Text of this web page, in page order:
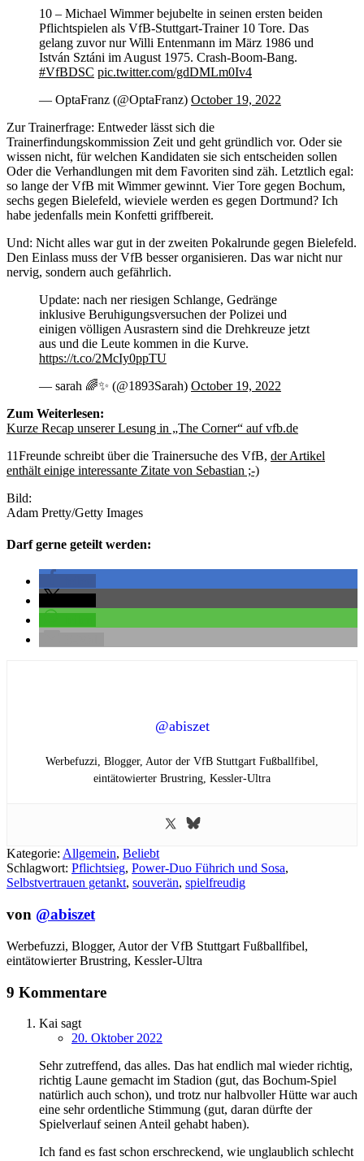
10 – Michael Wimmer bejubelte in seinen ersten beiden
Pflichtspielen als VfB-Stuttgart-Trainer 10 Tore. Das
gelang zuvor nur Willi Entenmann im März 1986 und
István Sztáni im August 1975. Crash-Boom-Bang.
#VfBDSC pic.twitter.com/gdDMLm0Iv4
— OptaFranz (@OptaFranz) October 19, 2022
Zur Trainerfrage: Entweder lässt sich die
Trainerfindungskommission Zeit und geht gründlich vor. Oder sie
wissen nicht, für welchen Kandidaten sie sich entscheiden sollen
Oder die Verhandlungen mit dem Favoriten sind zäh. Letztlich egal:
so lange der VfB mit Wimmer gewinnt. Vier Tore gegen Bochum,
sechs gegen Bielefeld, wieviele werden es gegen Dortmund? Ich
habe jedenfalls mein Konfetti griffbereit.
Und: Nicht alles war gut in der zweiten Pokalrunde gegen Bielefeld.
Den Einlass muss der VfB besser organisieren. Das war nicht nur
nervig, sondern auch gefährlich.
Update: nach ner riesigen Schlange, Gedränge
inklusive Beruhigungsversuchen der Polizei und
einigen völligen Ausrastern sind die Drehkreuze jetzt
aus und die Leute kommen in die Kurve.
https://t.co/2McIy0ppTU
— sarah 🌈✨ (@1893Sarah) October 19, 2022
Zum Weiterlesen:
Kurze Recap unserer Lesung in „The Corner“ auf vfb.de
11Freunde schreibt über die Trainersuche des VfB, der Artikel
enthält einige interessante Zitate von Sebastian ;-)
Bild:
Adam Pretty/Getty Images
Darf gerne geteilt werden:
@abiszet
Werbefuzzi, Blogger, Autor der VfB Stuttgart Fußballfibel,
eintätowierter Brustring, Kessler-Ultra
Kategorie: Allgemein, Beliebt
Schlagwort: Pflichtsieg, Power-Duo Führich und Sosa,
Selbstvertrauen getankt, souverän, spielfreudig
von @abiszet
Werbefuzzi, Blogger, Autor der VfB Stuttgart Fußballfibel,
eintätowierter Brustring, Kessler-Ultra
9 Kommentare
Kai sagt
20. Oktober 2022
Sehr zutreffend, das alles. Das hat endlich mal wieder richtig,
richtig Laune gemacht im Stadion (gut, das Bochum-Spiel
natürlich auch schon), und trotz nur halbvoller Hütte war auch
eine sehr ordentliche Stimmung (gut, daran dürfte der
Spielverlauf seinen Anteil gehabt haben).
Ich fand es fast schon erschreckend, wie unglaublich schlecht